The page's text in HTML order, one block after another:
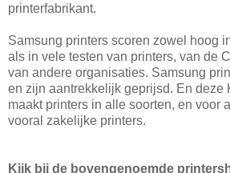
printerfabrikant.
Samsung printers scoren zowel hoog
als in vele testen van printers, van de
van andere organisaties. Samsung
en zijn aantrekkelijk geprijsd. En deze
maakt printers in alle soorten, en voor
vooral zakelijke printers.
Kijk bij de bovengenoemde